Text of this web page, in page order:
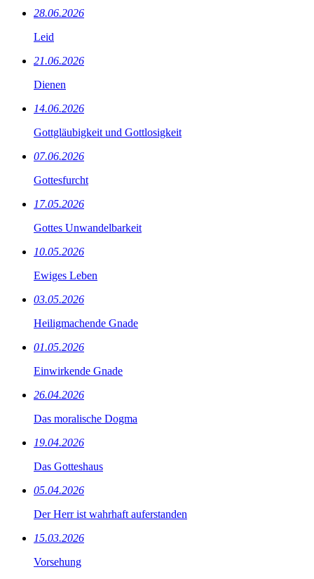
28.06.2026
Leid
21.06.2026
Dienen
14.06.2026
Gottgläubigkeit und Gottlosigkeit
07.06.2026
Gottesfurcht
17.05.2026
Gottes Unwandelbarkeit
10.05.2026
Ewiges Leben
03.05.2026
Heiligmachende Gnade
01.05.2026
Einwirkende Gnade
26.04.2026
Das moralische Dogma
19.04.2026
Das Gotteshaus
05.04.2026
Der Herr ist wahrhaft auferstanden
15.03.2026
Vorsehung